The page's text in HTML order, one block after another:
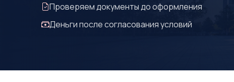
Проверяем документы до оформления
Деньги после согласования условий